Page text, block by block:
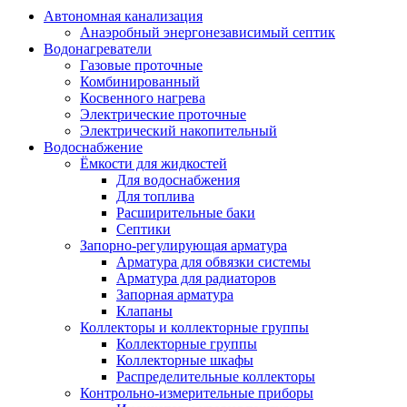
Автономная канализация
Анаэробный энергонезависимый септик
Водонагреватели
Газовые проточные
Комбинированный
Косвенного нагрева
Электрические проточные
Электрический накопительный
Водоснабжение
Ёмкости для жидкостей
Для водоснабжения
Для топлива
Расширительные баки
Септики
Запорно-регулирующая арматура
Арматура для обвязки системы
Арматура для радиаторов
Запорная арматура
Клапаны
Коллекторы и коллекторные группы
Коллекторные группы
Коллекторные шкафы
Распределительные коллекторы
Контрольно-измерительные приборы